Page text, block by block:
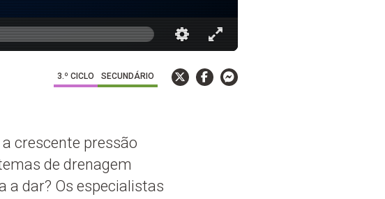
3.º CICLO SECUNDÁRIO
crescente pressão
de drenagem
a dar? Os especialistas